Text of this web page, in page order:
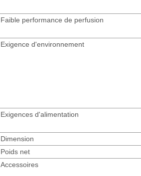
Faible performance de perfusion
Exigence d'environnement
Exigences d'alimentation
Dimension
Poids net
Accessoires